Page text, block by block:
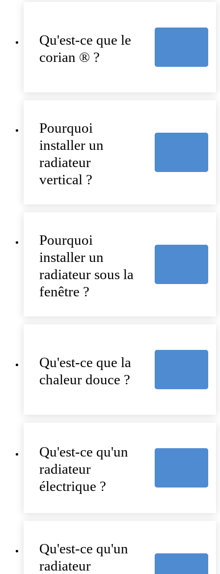
Qu'est-ce que le
corian ® ?
Pourquoi
installer un
radiateur
vertical ?
Pourquoi
installer un
radiateur sous la
fenêtre ?
Qu'est-ce que la
chaleur douce ?
Qu'est-ce qu'un
radiateur
électrique ?
Qu'est-ce qu'un
radiateur